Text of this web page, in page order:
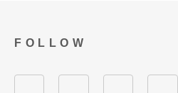
FOLLOW